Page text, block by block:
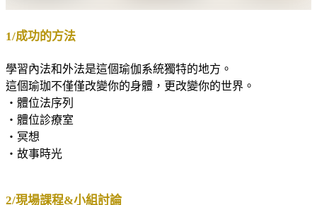
1/成功的方法
學習內法和外法是這個瑜伽系統獨特的地方。
這個瑜珈不僅僅改變你的身體，更改變你的世界。
・體位法序列
・體位診療室
・冥想
・故事時光
2/現場課程&小組討論